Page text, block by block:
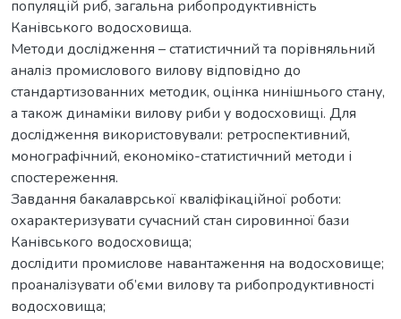
популяцій риб, загальна рибопродуктивність
Канівського водосховища.
Методи дослідження – статистичний та порівняльний
аналіз промислового вилову відповідно до
стандартизованних методик, оцінка нинішнього стану,
а також динаміки вилову риби у водосховищі. Для
дослідження використовували: ретроспективний,
монографічний, економіко-статистичний методи і
спостереження.
Завдання бакалаврської кваліфікаційної роботи:
охарактеризувати сучасний стан сировинної бази
Канівського водосховища;
дослідити промислове навантаження на водосховище;
проаналізувати об’єми вилову та рибопродуктивності
водосховища;